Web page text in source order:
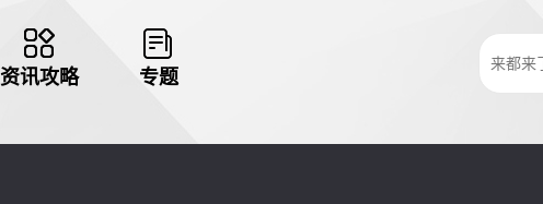
资讯攻略 专题